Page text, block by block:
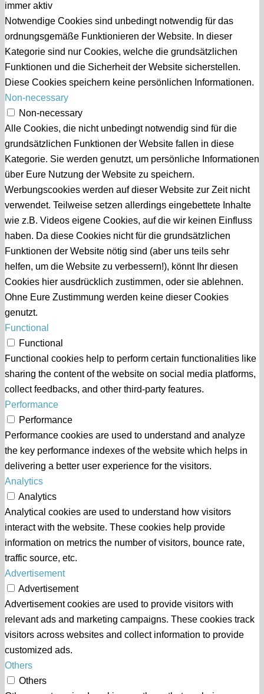
immer aktiv
Notwendige Cookies sind unbedingt notwendig für das
ordnungsgemäße Funktionieren der Website. In dieser
Kategorie sind nur Cookies, welche die grundsätzlichen
Funktionen und die Sicherheit der Website sicherstellen.
Diese Cookies speichern keine persönlichen Informationen.
Non-necessary
Non-necessary
Alle Cookies, die nicht unbedingt notwendig sind für die
grundsätzlichen Funktionen der Website fallen in diese
Kategorie. Sie werden genutzt, um persönliche Informationen
über Eure Nutzung der Website zu speichern.
Werbungscookies werden auf dieser Website zur Zeit nicht
verwendet. Teilweise setzen allerdings eingebettete Inhalte
wie z.B. Videos eigene Cookies, auf die wir keinen Einfluss
haben. Da diese Cookies nicht für die grundsätzlichen
Funktionen der Website nötig sind (aber uns teils sehr
helfen, um die Website zu verbessern!), könnt Ihr diesen
Cookies hier ausdrücklich zustimmen, oder sie ablehnen.
Ohne Eure Zustimmung werden keine dieser Cookies
genutzt.
Functional
Functional
Functional cookies help to perform certain functionalities like
sharing the content of the website on social media platforms,
collect feedbacks, and other third-party features.
Performance
Performance
Performance cookies are used to understand and analyze
the key performance indexes of the website which helps in
delivering a better user experience for the visitors.
Analytics
Analytics
Analytical cookies are used to understand how visitors
interact with the website. These cookies help provide
information on metrics the number of visitors, bounce rate,
traffic source, etc.
Advertisement
Advertisement
Advertisement cookies are used to provide visitors with
relevant ads and marketing campaigns. These cookies track
visitors across websites and collect information to provide
customized ads.
Others
Others